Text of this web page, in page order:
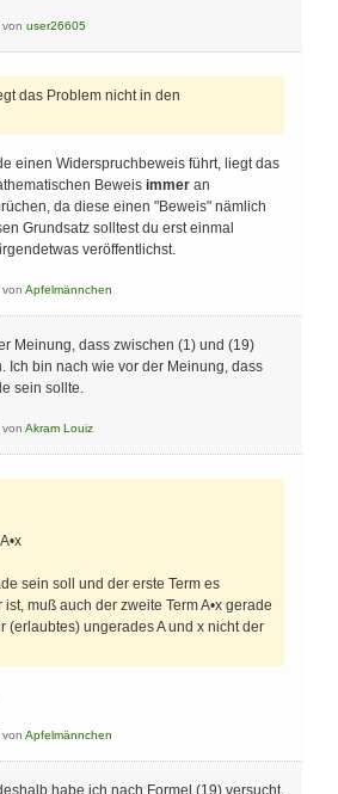
von user26605
das Problem nicht in den
einen Widerspruchbeweis führt, liegt das
Beweis immer an
da diese einen "Beweis" nämlich
Grundsatz solltest du erst einmal
veröffentlichst.
von Apfelmännchen
Meinung, dass zwischen (1) und (19)
Ich bin nach wie vor der Meinung, dass
sein sollte.
von Akram Louiz
sein soll und der erste Term es
muß auch der zweite Term A•x gerade
(erlaubtes) ungerades A und x nicht der
von Apfelmännchen